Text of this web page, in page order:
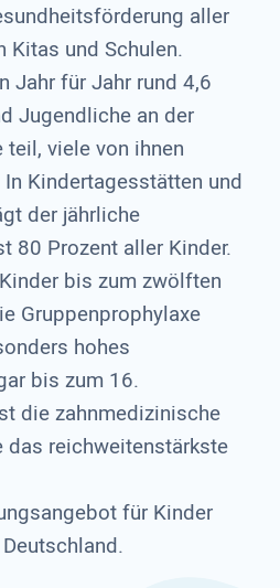
aller
Kitas und Schulen.
Jahr für Jahr rund 4,6
Jugendliche an der
teil, viele von ihnen
Kindertagesstätten und
der jährliche
80 Prozent aller Kinder.
bis zum zwölften
Gruppenprophylaxe
hohes
bis zum 16.
die zahnmedizinische
das reichweitenstärkste
für Kinder